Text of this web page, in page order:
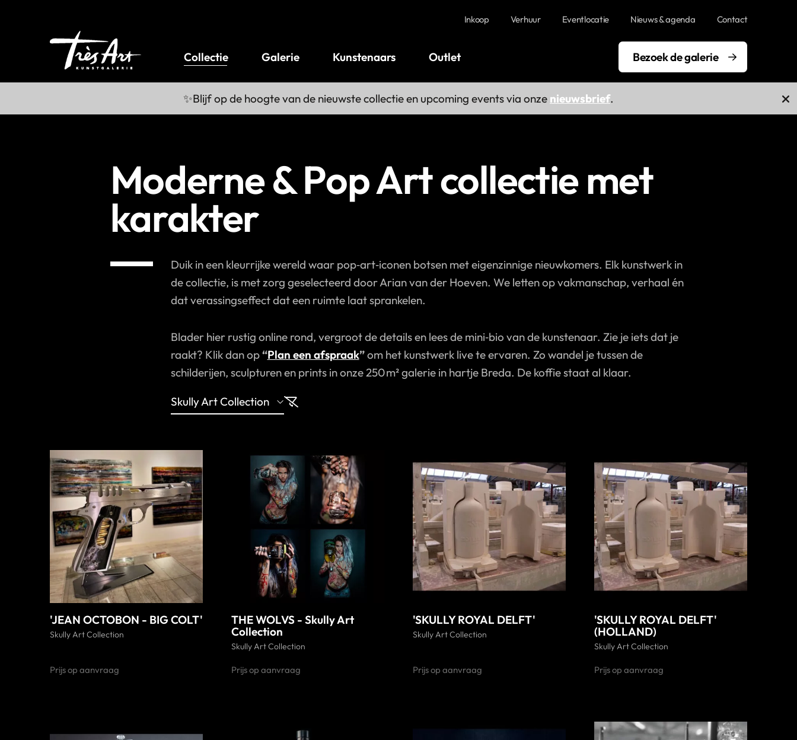
Inkoop Verhuur Eventlocatie Nieuws & agenda Contact
Collectie Galerie Kunstenaars Outlet Bezoek de galerie
✨Blijf op de hoogte van de nieuwste collectie en upcoming events via onze nieuwsbrief.
Moderne & Pop Art collectie met
karakter
Duik in een kleurrijke wereld waar pop‑art‑iconen botsen met eigenzinnige nieuwkomers. Elk kunstwerk in
de collectie, is met zorg geselecteerd door Arian van der Hoeven. We letten op vakmanschap, verhaal én
dat verassingseffect dat een ruimte laat sprankelen.
Blader hier rustig online rond, vergroot de details en lees de mini‑bio van de kunstenaar. Zie je iets dat je
raakt? Klik dan op“Plan een afspraak”om het kunstwerk live te ervaren. Zo wandel je tussen de
schilderijen, sculpturen en prints in onze 250 m² galerie in hartje Breda. De koffie staat al klaar.
Skully Art Collection
'JEAN OCTOBON - BIG COLT'
Skully Art Collection
Prijs op aanvraag
THE WOLVS - Skully Art
Collection
Skully Art Collection
Prijs op aanvraag
'SKULLY ROYAL DELFT'
Skully Art Collection
Prijs op aanvraag
'SKULLY ROYAL DELFT'
(HOLLAND)
Skully Art Collection
Prijs op aanvraag